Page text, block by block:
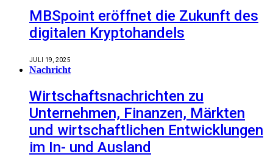
MBSpoint eröffnet die Zukunft des
digitalen Kryptohandels
JULI 19, 2025
Nachricht
Wirtschaftsnachrichten zu
Unternehmen, Finanzen, Märkten
und wirtschaftlichen Entwicklungen
im In- und Ausland